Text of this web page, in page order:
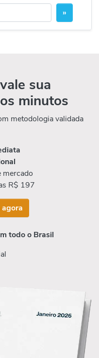
»
sua
minutos
metodologia validada
mercado
R$ 197
todo o Brasil